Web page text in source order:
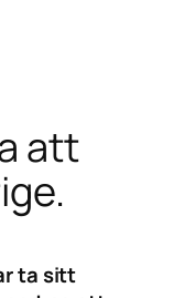
att
ta sitt